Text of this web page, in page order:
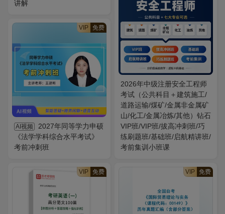
讲解
2026年中级注册安全工程师
考试（公共科目＋建筑施工/
道路运输/煤矿/金属非金属矿
山/化工/金属冶炼/其他）钻石
VIP班/VIP班/拔高冲刺班/巧
练刷题班/基础班/启航精讲班/
考前集训小班课
VIP 免费
AI视频
2027年同等学力申硕
《法学学科综合水平考试》
考前冲刺班
VIP 免费 VIP 免费